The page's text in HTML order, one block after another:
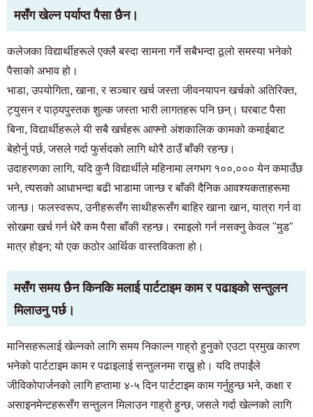
मसँग खेल्न पर्याप्त पैसा छैन।
कलेजका विद्यार्थीहरूले एक्लै बस्दा सामना गर्ने सबैभन्दा ठूलो समस्या भनेको
पैसाको अभाव हो।
भाडा, उपयोगिता, खाना, र सञ्चार खर्च जस्ता जीवनयापन खर्चको अतिरिक्त,
ट्युसन र पाठ्यपुस्तक शुल्क जस्ता भारी लागतहरू पनि छन्। घरबाट पैसा
बिना, विद्यार्थीहरूले यी सबै खर्चहरू आफ्नो अंशकालिक कामको कमाईबाट
बेहोर्नु पर्छ, जसले गर्दा फुर्सदको लागि थोरै ठाउँ बाँकी रहन्छ।
उदाहरणका लागि, यदि कुनै विद्यार्थीले महिनामा लगभग १००,००० येन कमाउँछ
भने, त्यसको आधाभन्दा बढी भाडामा जान्छ र बाँकी दैनिक आवश्यकताहरूमा
जान्छ। फलस्वरूप, उनीहरूसँग साथीहरूसँग बाहिर खाना खान, यात्रा गर्न वा
सोखमा खर्च गर्न धेरै कम पैसा बाँकी रहन्छ। रमाइलो गर्न नसक्नु केवल "मुड"
मात्र होइन; यो एक कठोर आर्थिक वास्तविकता हो।
मसँग समय छैन किनकि मलाई पार्टटाइम काम र पढाइको सन्तुलन
मिलाउनु पर्छ।
मानिसहरूलाई खेल्नको लागि समय निकाल्न गाह्रो हुनुको एउटा प्रमुख कारण
भनेको पार्टटाइम काम र पढाइलाई सन्तुलनमा राख्नु हो। यदि तपाईंले
जीविकोपार्जनको लागि हप्तामा ४-५ दिन पार्टटाइम काम गर्नुहुन्छ भने, कक्षा र
असाइनमेन्टहरूसँग सन्तुलन मिलाउन गाह्रो हुन्छ, जसले गर्दा खेल्नको लागि